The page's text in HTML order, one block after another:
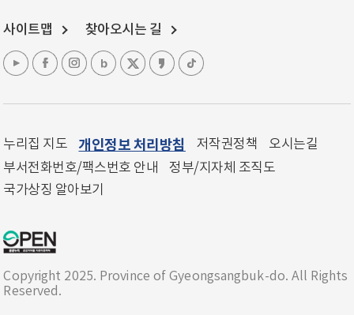
사이트맵 찾아오시는 길
누리집 지도 개인정보 처리방침 저작권정책
오시는길
부서전화번호/팩스번호 안내
정부/지자체 조직도
국가상징 알아보기
Copyright 2025. Province of Gyeongsangbuk-do. All Rights
Reserved.